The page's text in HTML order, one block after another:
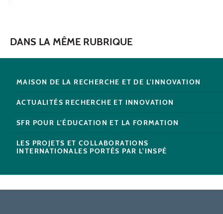
DANS LA MÊME RUBRIQUE
MAISON DE LA RECHERCHE ET DE L'INNOVATION
ACTUALITÉS RECHERCHE ET INNOVATION
SFR POUR L'ÉDUCATION ET LA FORMATION
LES PROJETS ET COLLABORATIONS
INTERNATIONALES PORTÉS PAR L'INSPÉ